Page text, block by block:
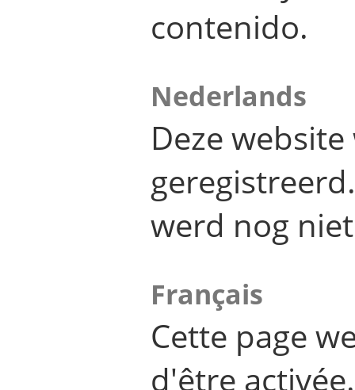
contenido.
Nederlands
Deze
werd nog
Français
Cette page
d'être